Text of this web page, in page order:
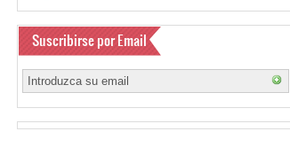
Suscribirse por Email